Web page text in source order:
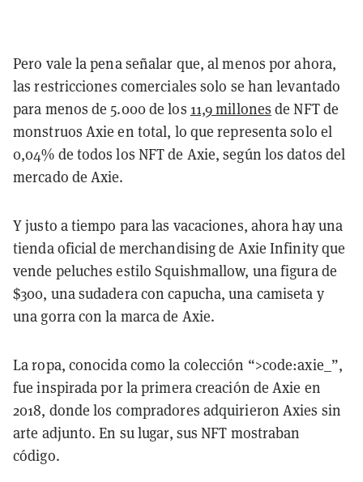
Pero vale la pena señalar que, al menos por ahora,
las restricciones comerciales solo se han levantado
para menos de 5.000 de los 11,9 millones de NFT de
monstruos Axie en total, lo que representa solo el
0,04% de todos los NFT de Axie, según los datos del
mercado de Axie.
Y justo a tiempo para las vacaciones, ahora hay una
tienda oficial de merchandising de Axie Infinity que
vende peluches estilo Squishmallow, una figura de
$300, una sudadera con capucha, una camiseta y
una gorra con la marca de Axie.
La ropa, conocida como la colección “>code:axie_”,
fue inspirada por la primera creación de Axie en
2018, donde los compradores adquirieron Axies sin
arte adjunto. En su lugar, sus NFT mostraban
código.